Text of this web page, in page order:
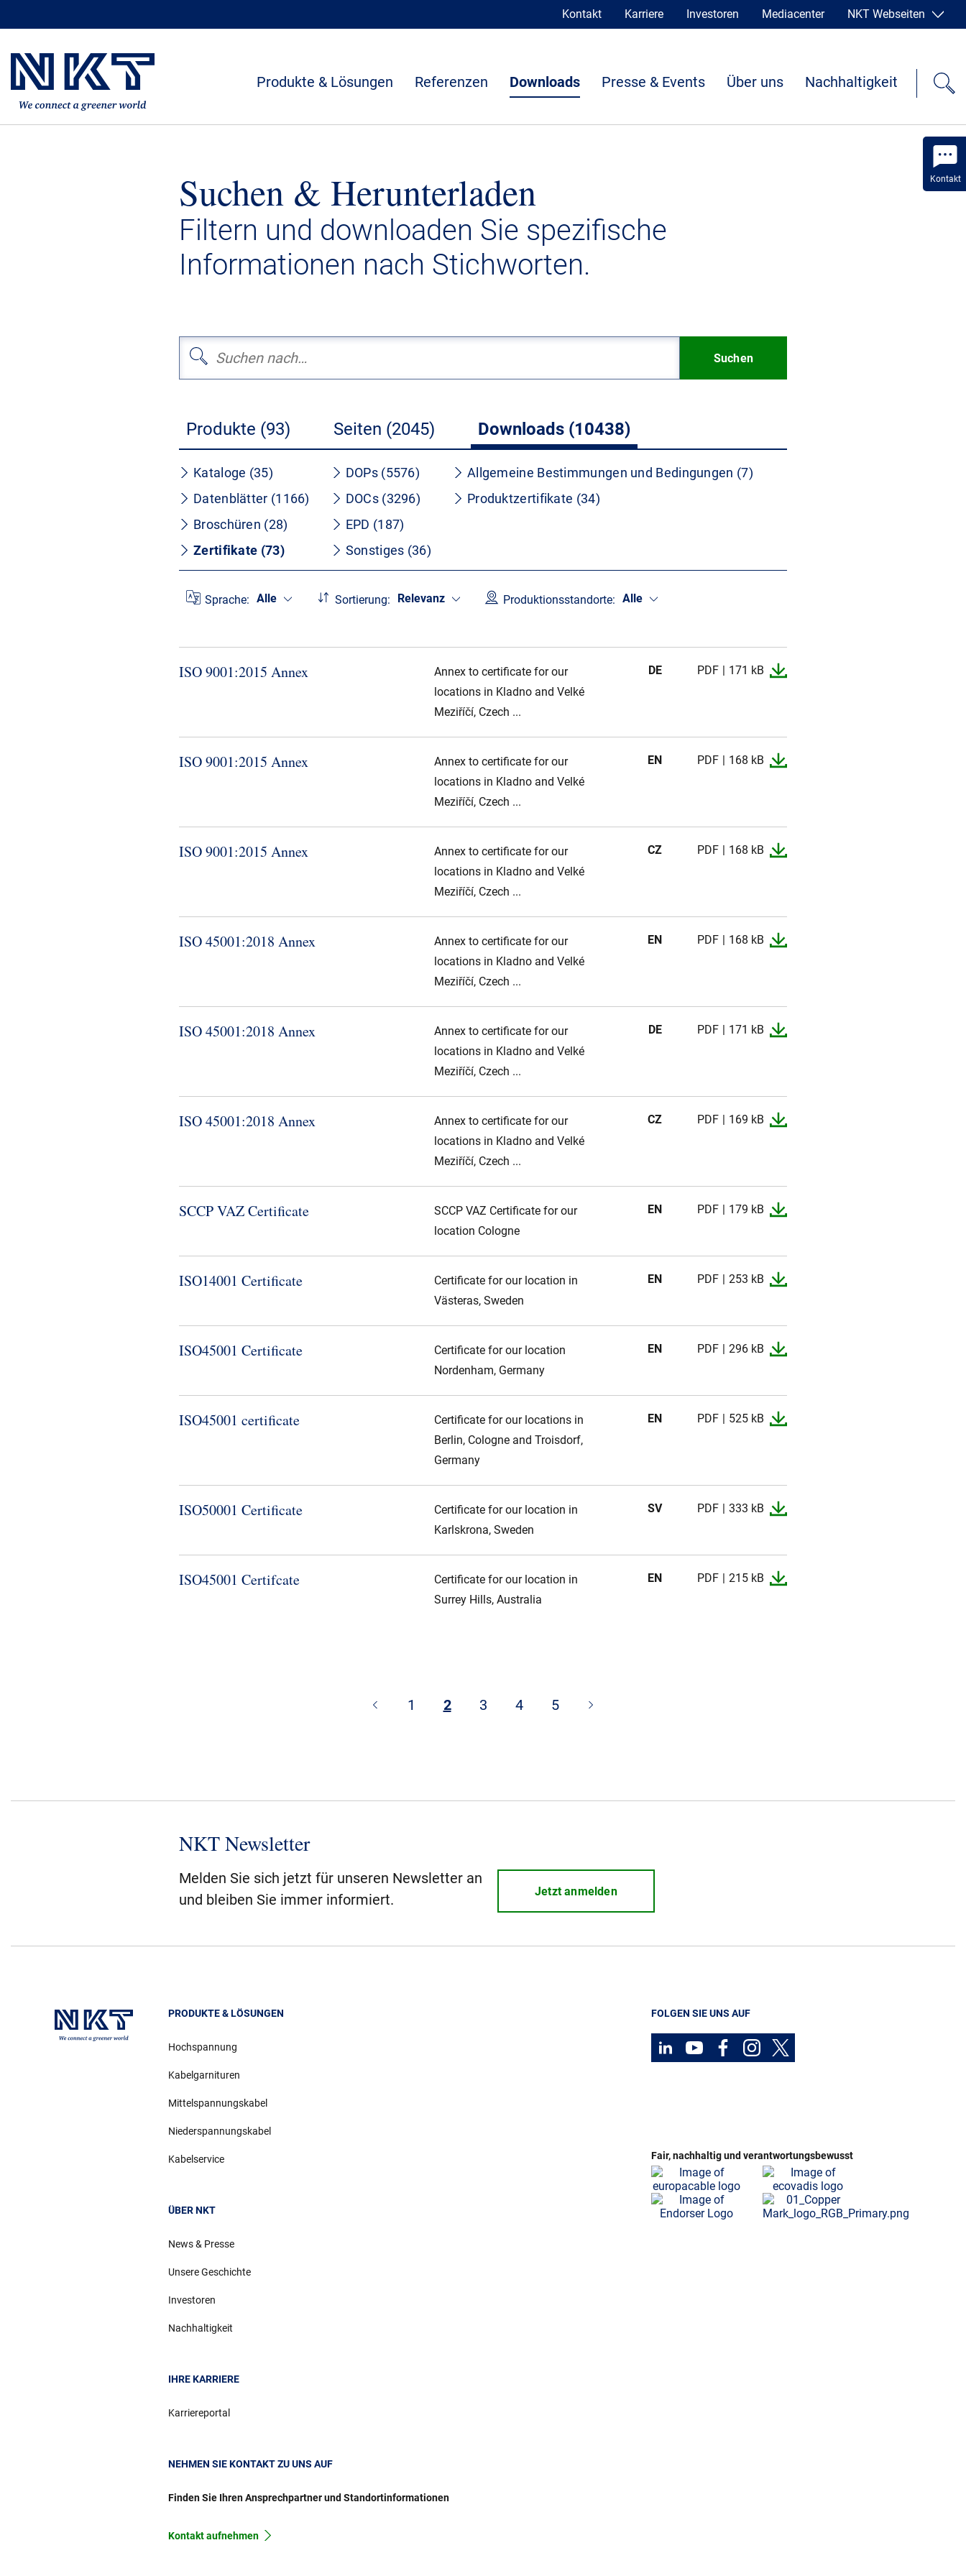
Kontakt
Kontakt Karriere Investoren Mediacenter NKT Webseiten
Produkte & Lösungen Referenzen Downloads Presse & Events Über uns Nachhaltigkeit
Suchen & Herunterladen
Filtern und downloaden Sie spezifische
Informationen nach Stichworten.
Suchen
Produkte (93) Seiten (2045) Downloads (10438)
Kataloge (35)
Datenblätter (1166)
Broschüren (28)
Zertifikate (73)
DOPs (5576)
DOCs (3296)
EPD (187)
Sonstiges (36)
Allgemeine Bestimmungen und Bedingungen (7)
Produktzertifikate (34)
Sprache: Alle Sortierung: Relevanz Produktionsstandorte: Alle
ISO 9001:2015 Annex
Annex to certificate for our
locations in Kladno and Velké
Meziříčí, Czech ...
DE PDF 171 kB
ISO 9001:2015 Annex
Annex to certificate for our
locations in Kladno and Velké
Meziříčí, Czech ...
EN PDF 168 kB
ISO 9001:2015 Annex
Annex to certificate for our
locations in Kladno and Velké
Meziříčí, Czech ...
CZ PDF 168 kB
ISO 45001:2018 Annex
Annex to certificate for our
locations in Kladno and Velké
Meziříčí, Czech ...
EN PDF 168 kB
ISO 45001:2018 Annex
Annex to certificate for our
locations in Kladno and Velké
Meziříčí, Czech ...
DE PDF 171 kB
ISO 45001:2018 Annex
Annex to certificate for our
locations in Kladno and Velké
Meziříčí, Czech ...
CZ PDF 169 kB
SCCP VAZ Certificate
SCCP VAZ Certificate for our
location Cologne
EN PDF 179 kB
ISO14001 Certificate
Certificate for our location in
Västeras, Sweden
EN PDF 253 kB
ISO45001 Certificate
Certificate for our location
Nordenham, Germany
EN PDF 296 kB
ISO45001 certificate
Certificate for our locations in
Berlin, Cologne and Troisdorf,
Germany
EN PDF 525 kB
ISO50001 Certificate
Certificate for our location in
Karlskrona, Sweden
SV PDF 333 kB
ISO45001 Certifcate
Certificate for our location in
Surrey Hills, Australia
EN PDF 215 kB
1 2 3 4 5
NKT Newsletter
Melden Sie sich jetzt für unseren Newsletter an
und bleiben Sie immer informiert.
Jetzt anmelden
PRODUKTE & LÖSUNGEN
Hochspannung
Kabelgarnituren
Mittelspannungskabel
Niederspannungskabel
Kabelservice
ÜBER NKT
News & Presse
Unsere Geschichte
Investoren
Nachhaltigkeit
IHRE KARRIERE
Karriereportal
NEHMEN SIE KONTAKT ZU UNS AUF
Finden Sie Ihren Ansprechpartner und Standortinformationen
Kontakt aufnehmen
FOLGEN SIE UNS AUF
Fair, nachhaltig und verantwortungsbewusst